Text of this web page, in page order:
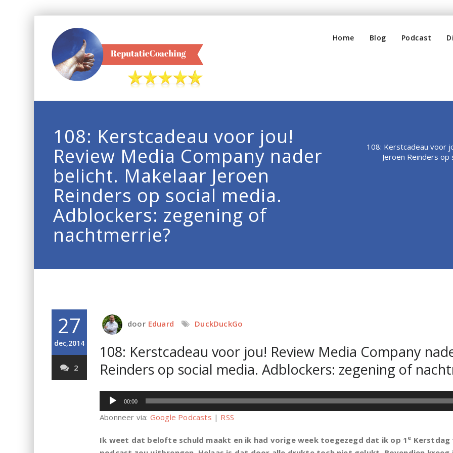
Home Blog Podcast
108: Kerstcadeau voor jou!
Review Media Company nader
belicht. Makelaar Jeroen
Reinders op social media.
Adblockers: zegening of
nachtmerrie?
108: Kerstcadeau voor
Jeroen Reinders op
27
dec,2014
2
door Eduard DuckDuckGo
108: Kerstcadeau voor jou! Review Media Company
Reinders op social media. Adblockers: zegening of
Audiospeler
00:00
Abonneer via: Google Podcasts | RSS
Ik weet dat belofte schuld maakt en ik had vorige week toegezegd dat ik op 1 e Kerstdag